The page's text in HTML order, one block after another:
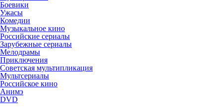
Боевики
Ужасы
Комедии
Музыкальное кино
Российские сериалы
Зарубежные сериалы
Мелодрамы
Приключения
Советская мультипликация
Мультсериалы
Российское кино
Анимэ
DVD